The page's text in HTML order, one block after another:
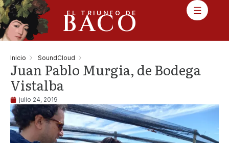
EL TRIUNFO DE
BACO
Inicio SoundCloud
Juan Pablo Murgia, de Bodega
Vistalba
julio 24, 2019